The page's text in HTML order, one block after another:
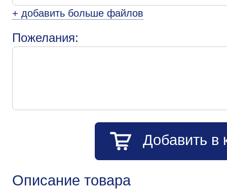
+ добавить больше файлов
Пожелания:
Добавить в
Описание товара